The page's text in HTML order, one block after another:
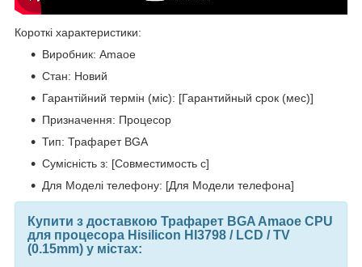
Короткі характеристики:
Виробник: Amaoe
Стан: Новий
Гарантійний термін (міс): [Гарантийный срок (мес)]
Призначення: Процесор
Тип: Трафарет BGA
Сумісність з: [Совместимость с]
Для Моделі телефону: [Для Модели телефона]
Купити з доставкою Трафарет BGA Amaoe CPU
для процесора Hisilicon HI3798 / LCD / TV
(0.15mm) у містах: